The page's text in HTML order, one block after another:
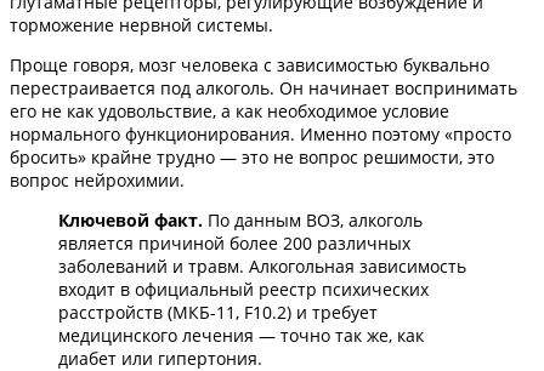
торможение нервной системы.
Проще говоря, мозг человека с зависимостью буквально
перестраивается под алкоголь. Он начинает воспринимать
его не как удовольствие, а как необходимое условие
нормального функционирования. Именно поэтому «просто
бросить» крайне трудно — это не вопрос решимости, это
вопрос нейрохимии.
Ключевой факт. По данным ВОЗ, алкоголь
является причиной более 200 различных
заболеваний и травм. Алкогольная зависимость
входит в официальный реестр психических
расстройств (МКБ-11, F10.2) и требует
медицинского лечения — точно так же, как
диабет или гипертония.